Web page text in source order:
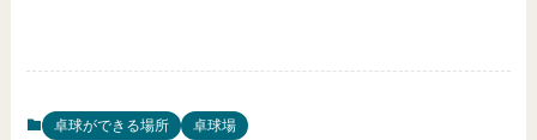
卓球ができる場所 卓球場